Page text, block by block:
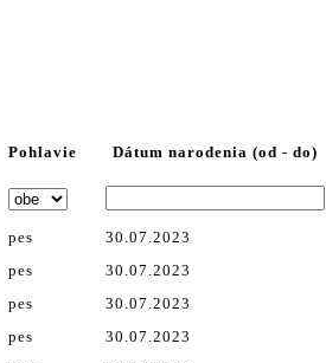
Pohlavie Dátum narodenia (od - do)
pes 30.07.2023
pes 30.07.2023
pes 30.07.2023
pes 30.07.2023